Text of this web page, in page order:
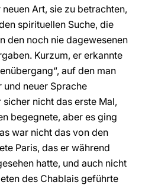
Art, sie zu betrachten,
spirituellen Suche, die
den noch nie dagewesenen
Kurzum, er erkannte
auf den man
neuer Sprache
nicht das erste Mal,
begegnete, aber es ging
war nicht das von den
Paris, das er während
hatte, und auch nicht
des Chablais geführte